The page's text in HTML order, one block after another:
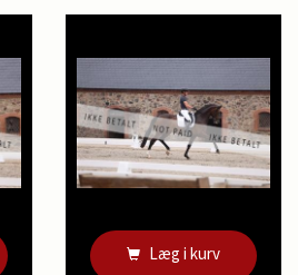
Læg i kurv